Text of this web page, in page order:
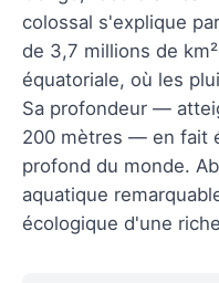
colossal s'explique
de 3,7 millions de
équatoriale, où les
Sa profondeur —
200 mètres — en fait
profond du monde.
aquatique
écologique d'une